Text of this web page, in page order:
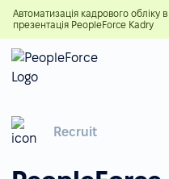
Автоматизація кадрового обліку
презентація PeopleForce Kadry
Recruit